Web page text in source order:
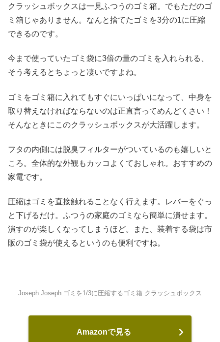
クラッシュボックスは一見ふつうのゴミ箱。でもただのゴ
ミ箱じゃありません。なんと捨てたゴミを3分の1に圧縮
できるのです。
今まで使っていたゴミ袋に3倍の量のゴミを入れられる、
そう考えるとちょっと凄いですよね。
ゴミをゴミ箱に入れてもすぐにいっぱいになって、中身を
取り替えなければならないのは正直言ってめんどくさい！
そんなときにこのクラッシュボックスが大活躍します。
フタの内側には脱臭フィルターがついているのも嬉しいと
ころ。全体的な外観もカッコよくておしゃれ。おすすめの
家電です。
圧縮はゴミを直接触れることなく行えます。レバーをぐっ
と下げるだけ。ふつうの家庭のゴミなら簡単に潰せます。
潰すのが楽しくなってしまうほど。また、装着する袋は市
販のゴミ袋が使えるというのも便利ですね。
Joseph Joseph ゴミを1/3に圧縮するゴミ箱 クラッシュボックス
Amazonで見る